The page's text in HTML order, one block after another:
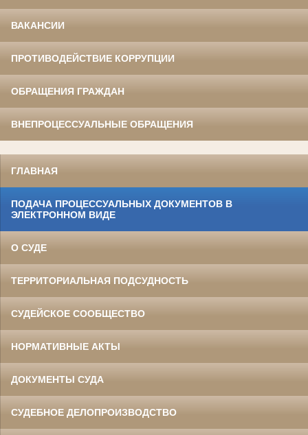
ВАКАНСИИ
ПРОТИВОДЕЙСТВИЕ КОРРУПЦИИ
ОБРАЩЕНИЯ ГРАЖДАН
ВНЕПРОЦЕССУАЛЬНЫЕ ОБРАЩЕНИЯ
ГЛАВНАЯ
ПОДАЧА ПРОЦЕССУАЛЬНЫХ ДОКУМЕНТОВ В
ЭЛЕКТРОННОМ ВИДЕ
О СУДЕ
ТЕРРИТОРИАЛЬНАЯ ПОДСУДНОСТЬ
СУДЕЙСКОЕ СООБЩЕСТВО
НОРМАТИВНЫЕ АКТЫ
ДОКУМЕНТЫ СУДА
СУДЕБНОЕ ДЕЛОПРОИЗВОДСТВО